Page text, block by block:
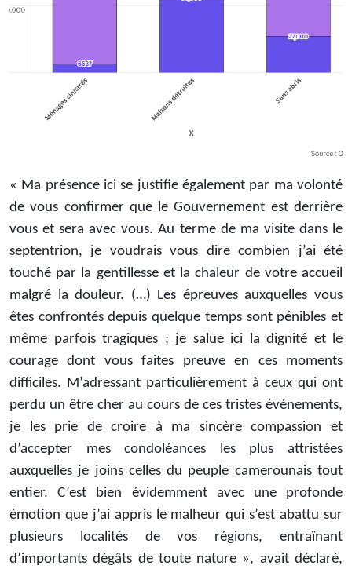
« Ma présence ici se justifie également par ma volonté
de vous confirmer que le Gouvernement est derrière
vous et sera avec vous. Au terme de ma visite dans le
septentrion, je voudrais vous dire combien j’ai été
touché par la gentillesse et la chaleur de votre accueil
malgré la douleur. (…) Les épreuves auxquelles vous
êtes confrontés depuis quelque temps sont pénibles et
même parfois tragiques ; je salue ici la dignité et le
courage dont vous faites preuve en ces moments
difficiles. M’adressant particulièrement à ceux qui ont
perdu un être cher au cours de ces tristes événements,
je les prie de croire à ma sincère compassion et
d’accepter mes condoléances les plus attristées
auxquelles je joins celles du peuple camerounais tout
entier. C’est bien évidemment avec une profonde
émotion que j’ai appris le malheur qui s’est abattu sur
plusieurs localités de vos régions, entraînant
d’importants dégâts de toute nature », avait déclaré,